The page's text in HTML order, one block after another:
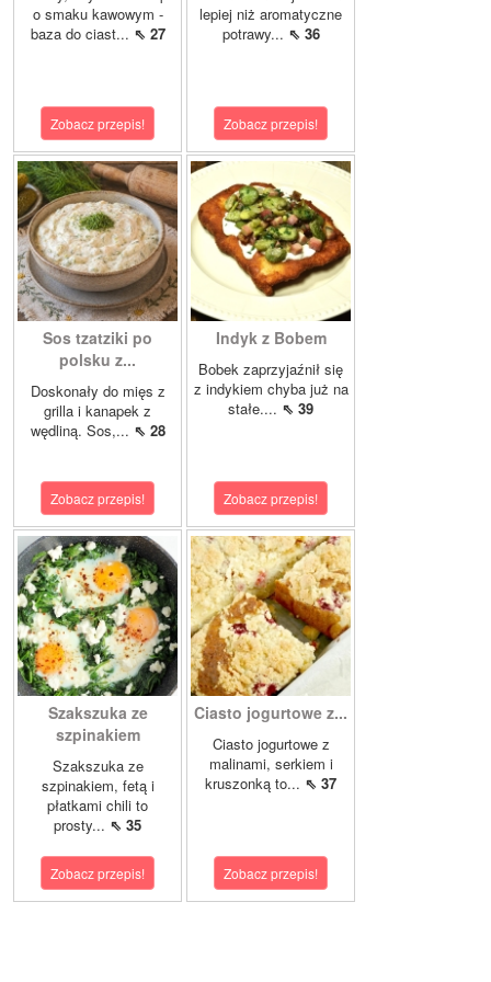
o smaku kawowym -
baza do ciast... ⇖ 27
Zobacz przepis!
lepiej niż aromatyczne
potrawy... ⇖ 36
Zobacz przepis!
Sos tzatziki po
polsku z...
Doskonały do mięs z
grilla i kanapek z
wędliną. Sos,... ⇖ 28
Zobacz przepis!
Indyk z Bobem
Bobek zaprzyjaźnił się
z indykiem chyba już na
stałe.... ⇖ 39
Zobacz przepis!
Szakszuka ze
szpinakiem
Szakszuka ze
szpinakiem, fetą i
płatkami chili to
prosty... ⇖ 35
Zobacz przepis!
Ciasto jogurtowe z...
Ciasto jogurtowe z
malinami, serkiem i
kruszonką to... ⇖ 37
Zobacz przepis!